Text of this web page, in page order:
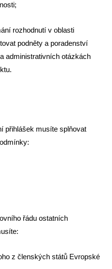
rozhodnutí v oblasti
podněty a poradenství
administrativních otázkách
přihlášek musíte splňovat
řádu ostatních
z členských států Evropské